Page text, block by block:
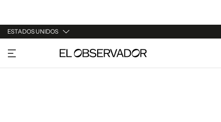
ESTADOS UNIDOS
URUGUAY
ARGENTINA